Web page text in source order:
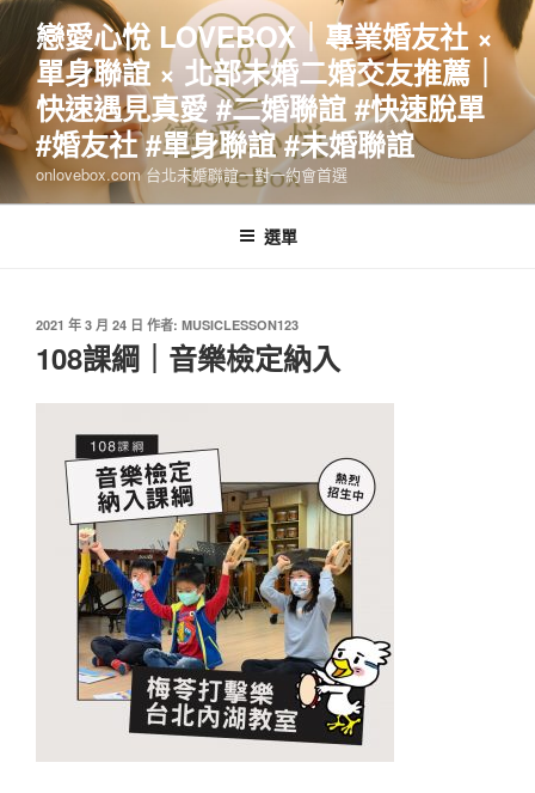
跳
主
要
內
容
戀愛心悅 LOVEBOX｜專業婚友社 ×
單身聯誼 × 北部未婚二婚交友推薦｜
快速遇見真愛 #二婚聯誼 #快速脫單
#婚友社 #單身聯誼 #未婚聯誼
onlovebox.com 台北未婚聯誼一對一約會首選
選單
發
於
2021 年 3 月 24 日 作者: MUSICLESSON123
108課綱｜音樂檢定納入